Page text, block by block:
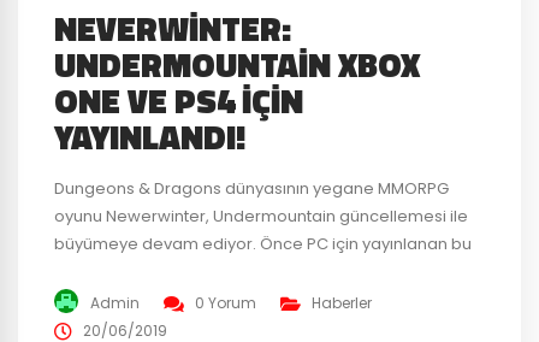
NEVERWINTER:
UNDERMOUNTAIN XBOX
ONE VE PS4 IÇIN
YAYINLANDI!
Dungeons & Dragons dünyasının yegane MMORPG
oyunu Newerwinter, Undermountain güncellemesi ile
büyümeye devam ediyor. Önce PC için yayınlanan bu
oynanabilir durumda. Bakalım bu yeni ek paketin
içinde neler var. Yeni bir hikaye Yeni biir bölge Sınıf
Admin 0 Yorum
Haberler
20/06/2019